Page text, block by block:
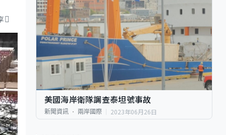
美國海岸衛隊調查泰坦號事故
新聞資訊 兩岸國際 2023年06月26日